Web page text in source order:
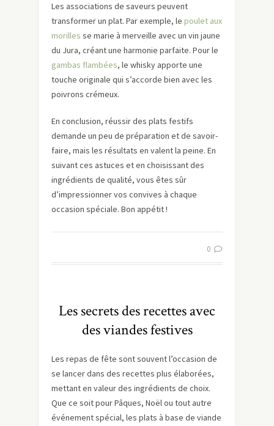
Les associations de saveurs peuvent
transformer un plat. Par exemple, le poulet aux
morilles se marie à merveille avec un vin jaune
du Jura, créant une harmonie parfaite. Pour le
gambas flambées, le whisky apporte une
touche originale qui s’accorde bien avec les
poivrons crémeux.
En conclusion, réussir des plats festifs
demande un peu de préparation et de savoir-
faire, mais les résultats en valent la peine. En
suivant ces astuces et en choisissant des
ingrédients de qualité, vous êtes sûr
d’impressionner vos convives à chaque
occasion spéciale. Bon appétit !
0
Les secrets des recettes avec
des viandes festives
Les repas de fête sont souvent l’occasion de
se lancer dans des recettes plus élaborées,
mettant en valeur des ingrédients de choix.
Que ce soit pour Pâques, Noël ou tout autre
événement spécial, les plats à base de viande